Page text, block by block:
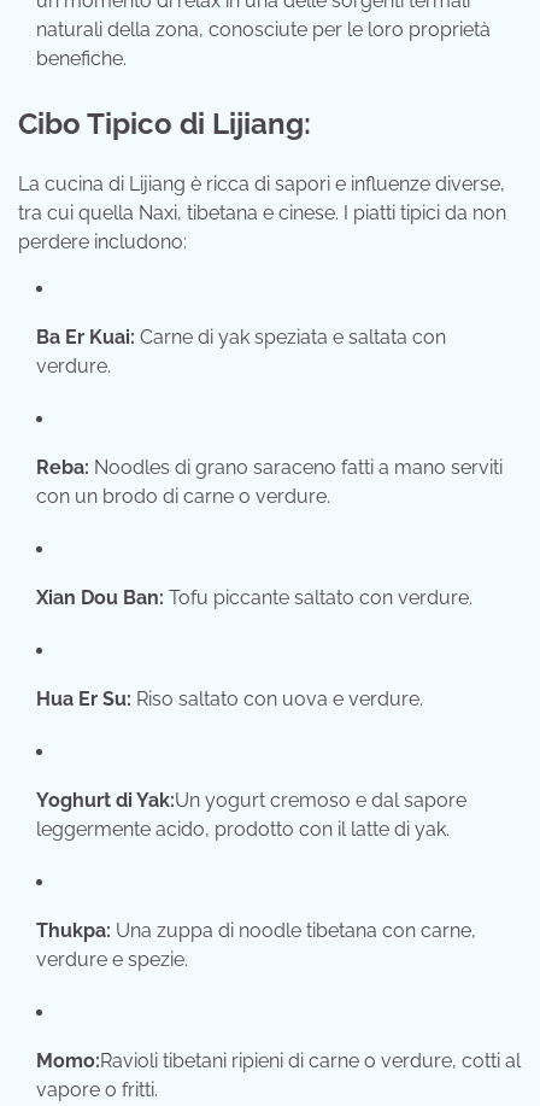
naturali della zona, conosciute per le loro proprietà
benefiche.
Cibo Tipico di Lijiang:
La cucina di Lijiang è ricca di sapori e influenze diverse,
tra cui quella Naxi, tibetana e cinese. I piatti tipici da non
perdere includono:
Ba Er Kuai: Carne di yak speziata e saltata con
verdure.
Reba: Noodles di grano saraceno fatti a mano serviti
con un brodo di carne o verdure.
Xian Dou Ban: Tofu piccante saltato con verdure.
Hua Er Su: Riso saltato con uova e verdure.
Yoghurt di Yak:Un yogurt cremoso e dal sapore
leggermente acido, prodotto con il latte di yak.
Thukpa: Una zuppa di noodle tibetana con carne,
verdure e spezie.
Momo:Ravioli tibetani ripieni di carne o verdure, cotti al
vapore o fritti.